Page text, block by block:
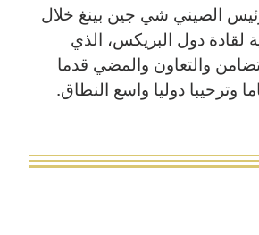
الصيني شي جين بينغ خلال
لقادة دول البريكس، الذي
والتعاون والمضي قدما
وترحيبا دوليا واسع النطاق.